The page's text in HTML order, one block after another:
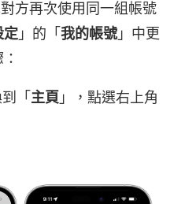
方再次使用同一組帳號
定 」的「 我的帳號」中更
「 主頁 」，點選右上角